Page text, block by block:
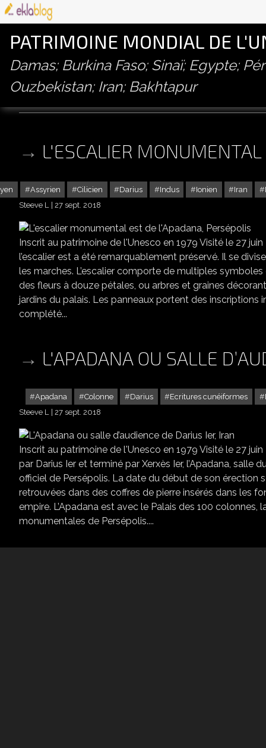
PATRIMOINE MONDIAL DE
Damas; Burkina Faso; Sinaï; Egypte;
Ouzbekistan; Iran; Bakhtapur
L'ESCALIER
Assyrien Cilicien Darius Indus Ionien Iran
Steeve L
27 sept. 2018
Inscrit au patrimoine de l'Unesco en 1979 Visité le 27
l’escalier est a été remarquablement préservé. Il se
les marches. L’escalier comporte de multiples
des fleurs à douze pétales, ou arbres et graines
jardins du palais. Les panneaux portent des inscriptions
complété...
L'APADANA OU SALLE
Apadana Colonne Darius Ecritures cunéiformes
Steeve L
27 sept. 2018
Inscrit au patrimoine de l'Unesco en 1979 Visité le 27
par Darius Ier et terminé par Xerxès Ier, l’Apadana,
officiel de Persépolis. La date du début de son érection
retrouvées dans des coffres de pierre insérés dans les
empire. L’Apadana est avec le Palais des 100
monumentales de Persépolis....